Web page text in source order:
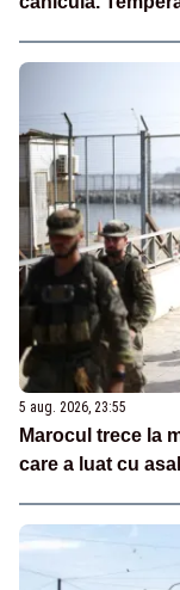
5 aug. 2026, 23:55
Marocul trece la
care a luat cu